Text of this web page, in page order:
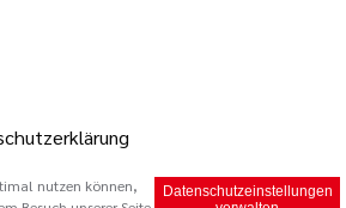
Datenschutzeinstellungen
nutzen können,